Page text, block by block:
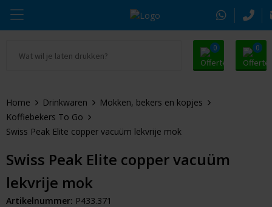
0 0
Drinkwaren
Kleding & Textiel
Tassen & Reizen
Elektronica & Gadgets
Alle promosnoepje
Zomer
Pasen
Kerst
Eindejaarsgeschenken
Thule
Moleskine
Alle merken
Home Drinkwaren
Mokken, bekers en kopjes
Koffiebekers To Go
Swiss Peak Elite copper vacuüm lekvrije mok
Swiss Peak Elite copper vacuüm
lekvrije mok
Artikelnummer: P433.371